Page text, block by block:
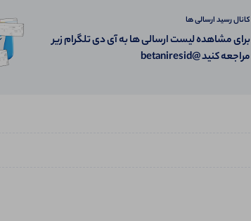
کانال رسید ارسالی ها
برای مشاهده لیست ارسالی ها به آی دی تلگرام زیر
مراجعه کنید @betaniresid